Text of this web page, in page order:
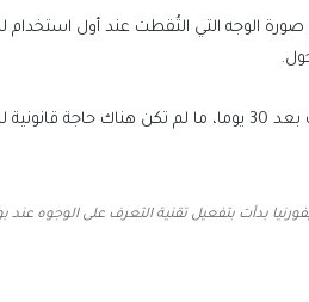
الوجه التي التُقطت عند أول استخدام
وتؤكد الشركة أن هذه البيانات تُحذف بعد 30 يوما، ما
بدأت بتفعيل تقنية التعرف على الوجوه